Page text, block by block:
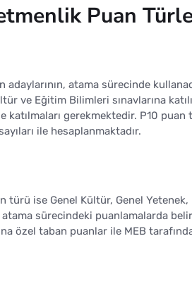
Puan
adaylarının, atama sürecinde
ve Eğitim Bilimleri sınavlarına
katılmaları gerekmektedir. P10
ile hesaplanmaktadır.
türü ise Genel Kültür, Genel
atama sürecindeki puanlamalarda
özel taban puanlar ile MEB